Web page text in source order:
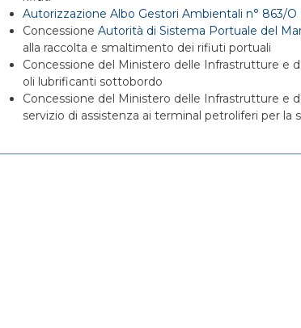
Autorizzazione Albo Gestori Ambientali n° 863/O
Concessione Autorità di Sistema Portuale del
alla raccolta e smaltimento dei rifiuti portuali
Concessione del Ministero delle Infrastrutture e
oli lubrificanti sottobordo
Concessione del Ministero delle Infrastrutture e
servizio di assistenza ai terminal petroliferi per la